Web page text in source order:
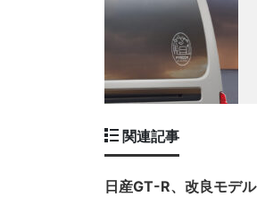
関連記事
日産GT-R、改良モデル